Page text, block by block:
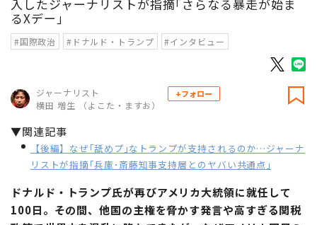
入したジャーナリストが指摘｢さらなる暴走が始ま
るXデー｣
#国際政治 #ドナルド・トランプ #インタビュー
ジャーナリスト
横田 増生 （よこた・ますお）
+フォロー
▼関連記事
【後編】なぜ｢舐めプ｣なトランプが支持されるのか…ジャーナ
リストが指摘｢兵庫･斎藤知事支持層とのヤバい共通点｣
ドナルド・トランプ氏が再びアメリカ大統領に就任して
100日。その間、他国の主権を脅かす発言や高すぎる関税